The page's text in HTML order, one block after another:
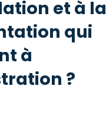
et à la
qui
à
?